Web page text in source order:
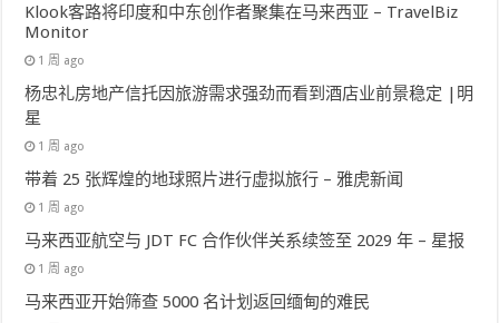
Klook客路将印度和中东创作者聚集在马来西亚 – TravelBiz
Monitor
1 周 ago
杨忠礼房地产信托因旅游需求强劲而看到酒店业前景稳定 |明
星
1 周 ago
带着 25 张辉煌的地球照片进行虚拟旅行 – 雅虎新闻
1 周 ago
马来西亚航空与 JDT FC 合作伙伴关系续签至 2029 年 – 星报
1 周 ago
马来西亚开始筛查 5000 名计划返回缅甸的难民